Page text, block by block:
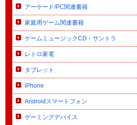
アーケード/PC関連書籍
家庭用ゲーム関連書籍
ゲームミュージックCD・サントラ
レトロ家電
タブレット
iPhone
Androidスマートフォン
ゲーミングデバイス